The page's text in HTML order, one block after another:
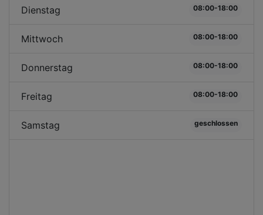
Dienstag 08:00-18:00
Mittwoch 08:00-18:00
Donnerstag 08:00-18:00
Freitag 08:00-18:00
Samstag geschlossen